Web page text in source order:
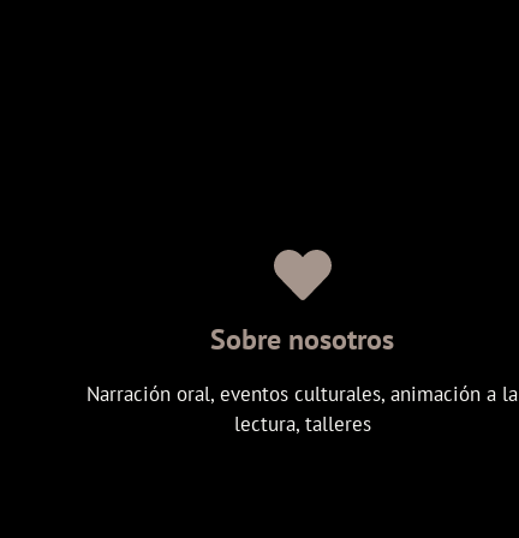
Sobre nosotros
Narración oral, eventos culturales, animación a la
lectura, talleres